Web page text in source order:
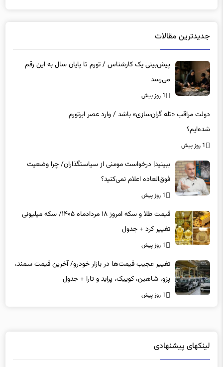
جدیدترین مقالات
پیش‌بینی یک کارشناس / تورم تا پایان سال به این رقم
می‌رسد
1 روز پیش
دولت مراقب «تله گران‌سازی» باشد / وارد عصر ابرتورم
شده‌ایم؟
1 روز پیش
ببینید| درخواست مومنی از سیاستگذاران/ چرا وضعیت
فوق‌العاده اعلام نمی‌کنید؟
1 روز پیش
قیمت طلا و سکه امروز ۱۸ مردادماه ۱۴۰۵/ سکه میلیونی
تغییر کرد + جدول
1 روز پیش
تغییر عجیب قیمت‌ها در بازار خودرو/ آخرین قیمت سمند،
پژو، شاهین، کوییک، پراید و تارا + جدول
1 روز پیش
لینکهای پیشنهادی